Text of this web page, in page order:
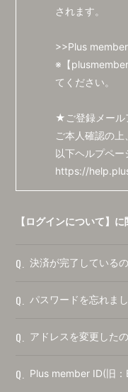
されます。
>>Plus
※【
てください。
★ご登録メール
ご本人確認の上
以下ヘルプペー
https://
【ログインについて】
Q. 決済が完了している
Q. パスワードを忘れまし
Q. アドレスを変更した
Q. Plus member ID(旧：